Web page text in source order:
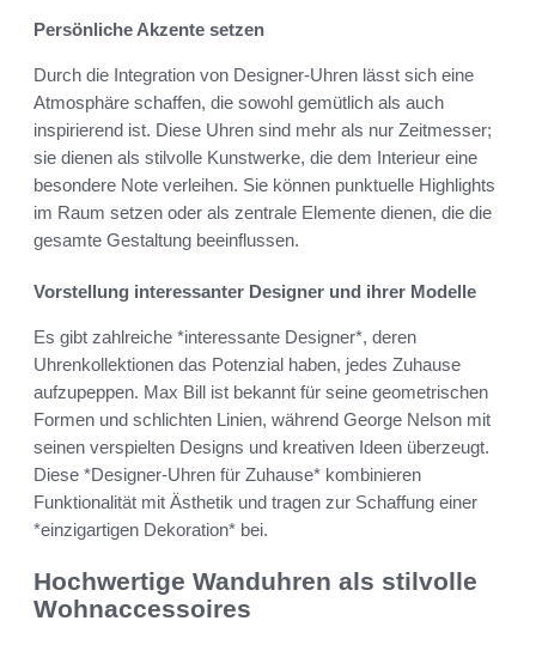
Persönliche Akzente setzen
Durch die Integration von Designer-Uhren lässt sich eine
Atmosphäre schaffen, die sowohl gemütlich als auch
inspirierend ist. Diese Uhren sind mehr als nur Zeitmesser;
sie dienen als stilvolle Kunstwerke, die dem Interieur eine
besondere Note verleihen. Sie können punktuelle Highlights
im Raum setzen oder als zentrale Elemente dienen, die die
gesamte Gestaltung beeinflussen.
Vorstellung interessanter Designer und ihrer Modelle
Es gibt zahlreiche *interessante Designer*, deren
Uhrenkollektionen das Potenzial haben, jedes Zuhause
aufzupeppen. Max Bill ist bekannt für seine geometrischen
Formen und schlichten Linien, während George Nelson mit
seinen verspielten Designs und kreativen Ideen überzeugt.
Diese *Designer-Uhren für Zuhause* kombinieren
Funktionalität mit Ästhetik und tragen zur Schaffung einer
*einzigartigen Dekoration* bei.
Hochwertige Wanduhren als stilvolle
Wohnaccessoires